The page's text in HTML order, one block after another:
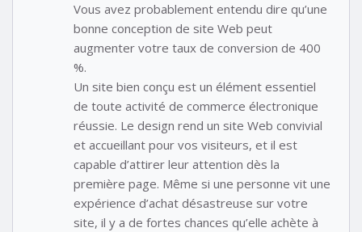
Vous avez probablement entendu dire qu’une
bonne conception de site Web peut
augmenter votre taux de conversion de 400
%.
Un site bien conçu est un élément essentiel
de toute activité de commerce électronique
réussie. Le design rend un site Web convivial
et accueillant pour vos visiteurs, et il est
capable d’attirer leur attention dès la
première page. Même si une personne vit une
expérience d’achat désastreuse sur votre
site, il y a de fortes chances qu’elle achète à